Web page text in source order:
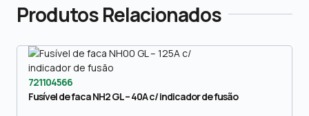
Produtos Relacionados
721104566
Fusível de faca NH2 GL – 40A c/ indicador de fusão